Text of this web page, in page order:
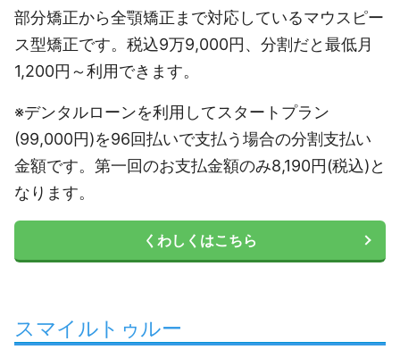
部分矯正から全顎矯正まで対応しているマウスピー
ス型矯正です。税込9万9,000円、分割だと最低月
1,200円～利用できます。
※デンタルローンを利用してスタートプラン
(99,000円)を96回払いで支払う場合の分割支払い
金額です。第一回のお支払金額のみ8,190円(税込)と
なります。
くわしくはこちら
スマイルトゥルー